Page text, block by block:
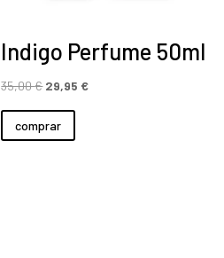
Indigo Perfume 50ml
35,00€ El
precio
original
29,95 €El
comprar